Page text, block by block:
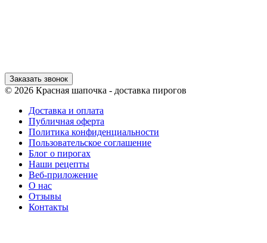
Заказать звонок
© 2026 Красная шапочка - доставка пирогов
Доставка и оплата
Публичная оферта
Политика конфиденциальности
Пользовательское соглашение
Блог о пирогах
Наши рецепты
Веб-приложение
О нас
Отзывы
Контакты